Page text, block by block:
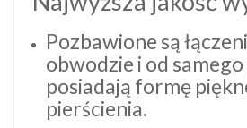
Pozbawione są
obwodzie i od
posiadają formę
pierścienia.